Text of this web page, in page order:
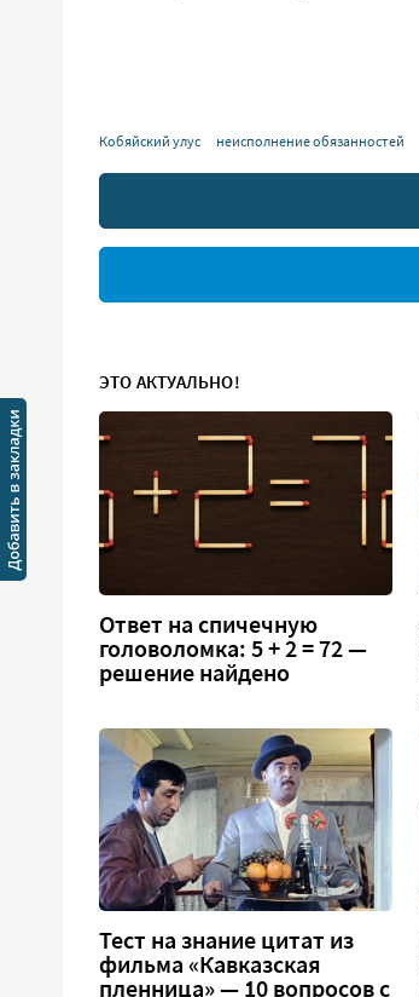
Кобяйский улус неисполнение обязанностей
ЭТО АКТУАЛЬНО!
Ответ на спичечную
головоломка: 5 + 2 = 72 —
решение найдено
Тест на знание цитат из
фильма «Кавказская
пленница» — 10 вопросов с